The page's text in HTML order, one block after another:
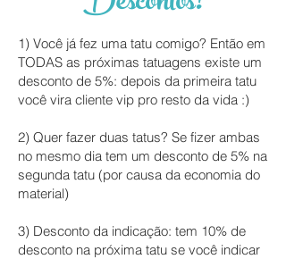
1) Você já fez uma tatu comigo? Então em
TODAS as próximas tatuagens existe um
desconto de 5%: depois da primeira tatu
você vira cliente vip pro resto da vida :)
2) Quer fazer duas tatus? Se fizer ambas
no mesmo dia tem um desconto de 5% na
segunda tatu (por causa da economia do
material)
3) Desconto da indicação: tem 10% de
desconto na próxima tatu se você indicar